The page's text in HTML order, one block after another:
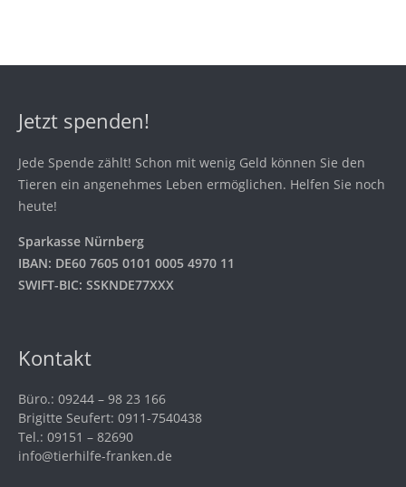
Jetzt spenden!
Jede Spende zählt! Schon mit wenig Geld können Sie den
Tieren ein angenehmes Leben ermöglichen. Helfen Sie noch
heute!
Sparkasse Nürnberg
IBAN: DE60 7605 0101 0005 4970 11
SWIFT-BIC: SSKNDE77XXX
Kontakt
Büro.: 09244 – 98 23 166
Brigitte Seufert: 0911-7540438
Tel.: 09151 – 82690
info@tierhilfe-franken.de